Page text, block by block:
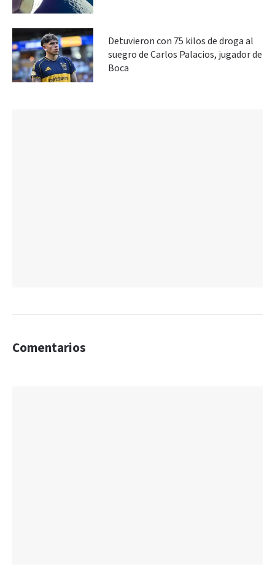
Detuvieron con 75 kilos de droga al
suegro de Carlos Palacios, jugador de
Boca
Comentarios